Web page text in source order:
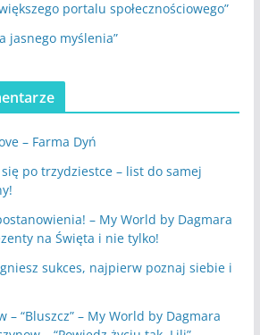
portalu społecznościowego”
jasnego myślenia”
– Farma Dyń
po trzydziestce – list do samej
– My World by Dagmara
na Święta i nie tylko!
sukces, najpierw poznaj siebie i
– “Bluszcz” – My World by Dagmara